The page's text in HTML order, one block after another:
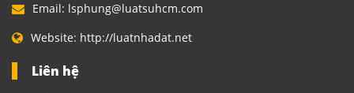
Email: lsphung@luatsuhcm.com
Website: http://luatnhadat.net
Liên hệ